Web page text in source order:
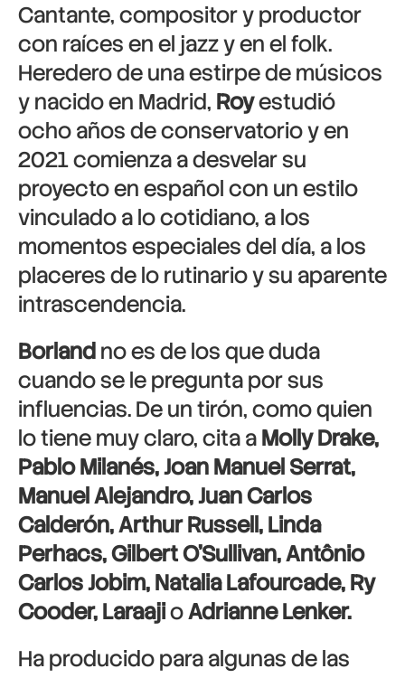
Cantante, compositor y productor
con raíces en el jazz y en el folk.
Heredero de una estirpe de músicos
y nacido en Madrid, Royestudió
ocho años de conservatorio y en
2021 comienza a desvelar su
proyecto en español con un estilo
vinculado a lo cotidiano, a los
momentos especiales del día, a los
placeres de lo rutinario y su aparente
intrascendencia.
Borlandno es de los que duda
cuando se le pregunta por sus
influencias. De un tirón, como quien
lo tiene muy claro, cita aMolly Drake,
Pablo Milanés, Joan Manuel Serrat,
Manuel Alejandro, Juan Carlos
Calderón, Arthur Russell, Linda
Perhacs, Gilbert O’Sullivan, Antônio
Carlos Jobim, Natalia Lafourcade, Ry
Cooder, LaraajioAdrianne Lenker.
Ha producido para algunas de las